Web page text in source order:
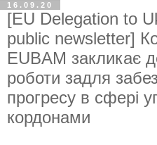
16.09.20
[EU Delegation to
public newsletter]
EUBAM закликає
роботи задля
прогресу в сфері
кордонами